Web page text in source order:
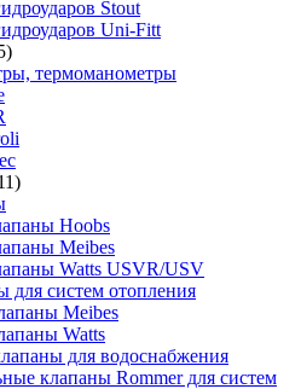
Stout
Uni-Fitt
термоманометры
Hoobs
Meibes
Watts USVR/USV
систем отопления
Meibes
Watts
для водоснабжения
клапаны Rommer для систем